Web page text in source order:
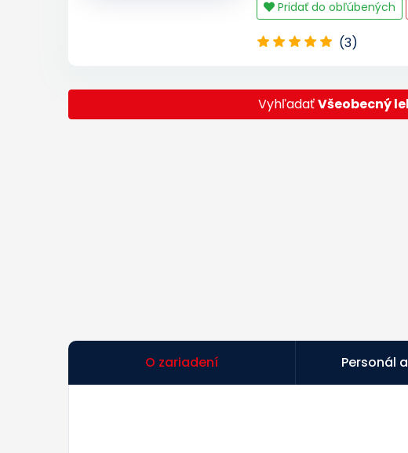
Pridať do obľúbených
(3)
VyhľadaťVšeobecný
O zariadení Personál